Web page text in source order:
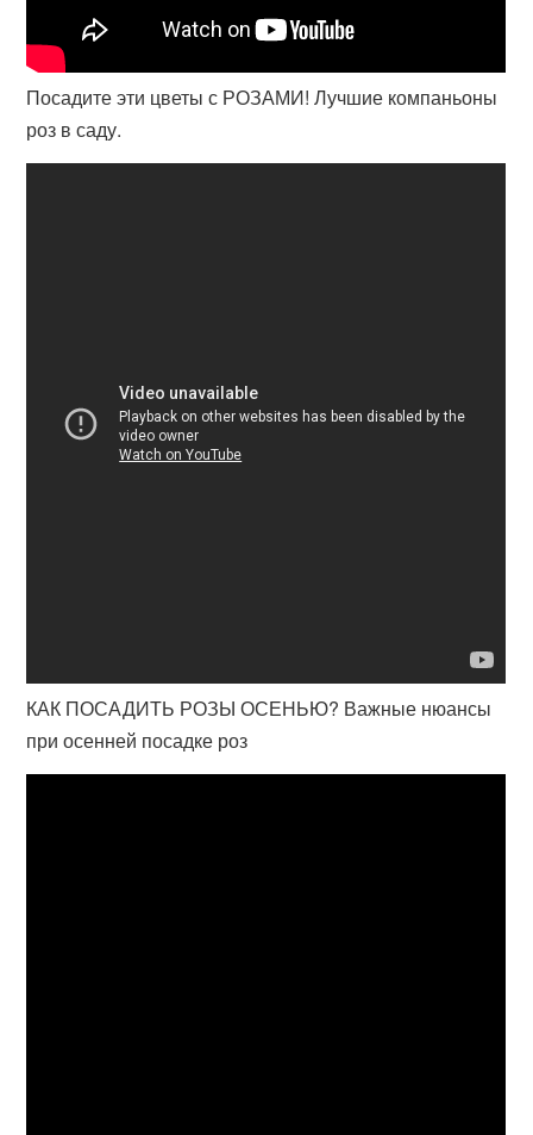
Посадите эти цветы с РОЗАМИ! Лучшие компаньоны
роз в саду.
КАК ПОСАДИТЬ РОЗЫ ОСЕНЬЮ? Важные нюансы
при осенней посадке роз